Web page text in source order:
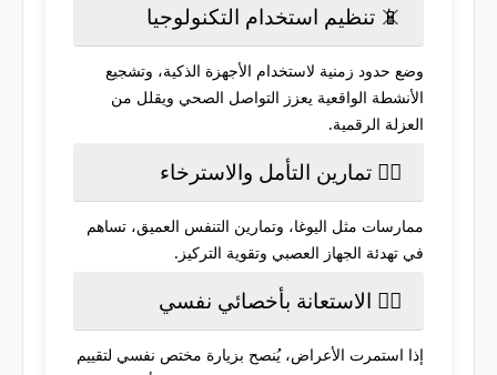
📵 تنظيم استخدام التكنولوجيا
وضع حدود زمنية لاستخدام الأجهزة الذكية، وتشجيع
الأنشطة الواقعية يعزز التواصل الصحي ويقلل من
العزلة الرقمية.
🧘‍♂️ تمارين التأمل والاسترخاء
ممارسات مثل اليوغا، وتمارين التنفس العميق، تساهم
في تهدئة الجهاز العصبي وتقوية التركيز.
👩‍⚕️ الاستعانة بأخصائي نفسي
إذا استمرت الأعراض، يُنصح بزيارة مختص نفسي لتقييم